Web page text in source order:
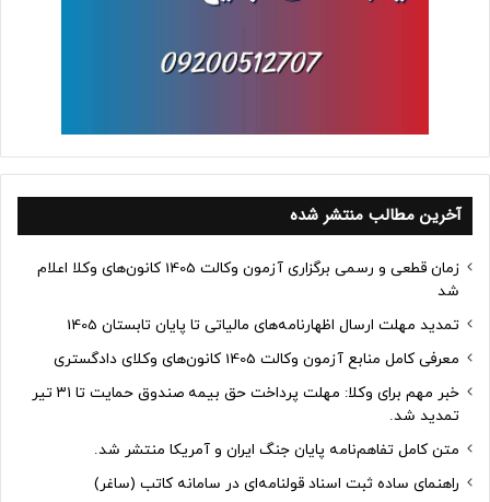
آخرین مطالب منتشر شده
زمان قطعی و رسمی برگزاری آزمون وکالت 1405 کانون‌های وکلا اعلام
شد
تمدید مهلت ارسال اظهارنامه‌های مالیاتی تا پایان تابستان 1405
معرفی کامل منابع آزمون وکالت 1405 کانون‌های وکلای دادگستری
خبر مهم برای وکلا: مهلت پرداخت حق بیمه صندوق حمایت تا ۳۱ تیر
تمدید شد.
متن کامل تفاهم‌نامه پایان جنگ ایران و آمریکا منتشر شد.
راهنمای ساده ثبت اسناد قولنامه‌ای در سامانه کاتب (ساغر)